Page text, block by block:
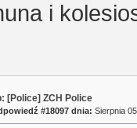
i
[Police] ZCH Police
#18097 dnia: Sierpnia